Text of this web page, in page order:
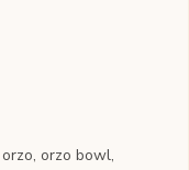
orzo bowl,